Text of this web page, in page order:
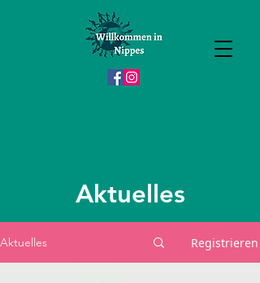
Aktuelles
Aktuelles Registrieren